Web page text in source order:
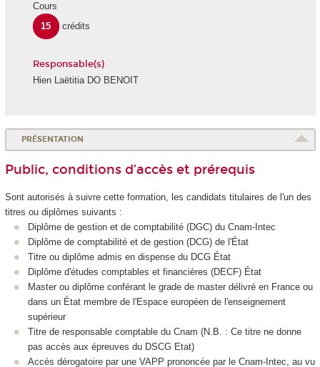
Cours
15
crédits
Responsable(s)
Hien Laëtitia DO BENOIT
PRÉSENTATION
Public, conditions d’accès et prérequis
Sont autorisés à suivre cette formation, les candidats titulaires de l'un des
titres ou diplômes suivants :
Diplôme de gestion et de comptabilité (DGC) du Cnam-Intec
Diplôme de comptabilité et de gestion (DCG) de l'État
Titre ou diplôme admis en dispense du DCG État
Diplôme d'études comptables et financières (DECF) État
Master ou diplôme conférant le grade de master délivré en France ou
dans un État membre de l'Espace européen de l'enseignement
supérieur
Titre de responsable comptable du Cnam (N.B. : Ce titre ne donne
pas accès aux épreuves du DSCG Etat)
Accès dérogatoire par une VAPP prononcée par le Cnam-Intec, au vu